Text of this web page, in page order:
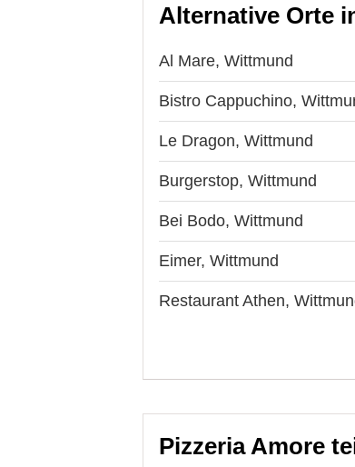
Alternative Orte
Al Mare, Wittmund
Bistro Cappuchino,
Le Dragon, Wittmund
Burgerstop, Wittmund
Bei Bodo, Wittmund
Eimer, Wittmund
Restaurant Athen,
Pizzeria Amore